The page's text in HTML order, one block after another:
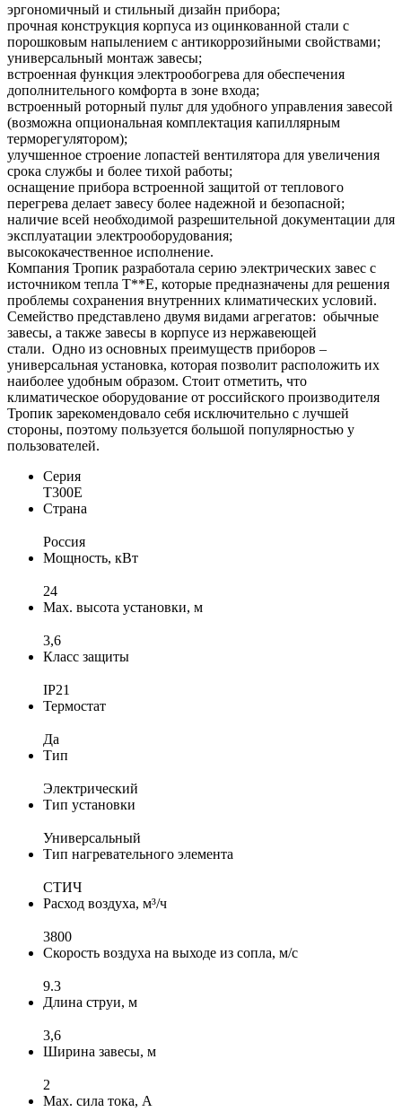
эргономичный и стильный дизайн прибора;
прочная конструкция корпуса из оцинкованной стали с
порошковым напылением с антикоррозийными свойствами;
универсальный монтаж завесы;
встроенная функция электрообогрева для обеспечения
дополнительного комфорта в зоне входа;
встроенный роторный пульт для удобного управления завесой
(возможна опциональная комплектация капиллярным
терморегулятором);
улучшенное строение лопастей вентилятора для увеличения
срока службы и более тихой работы;
оснащение прибора встроенной защитой от теплового
перегрева делает завесу более надежной и безопасной;
наличие всей необходимой разрешительной документации для
эксплуатации электрооборудования;
высококачественное исполнение.
Компания Тропик разработала серию электрических завес с
источником тепла Т**Е, которые предназначены для решения
проблемы сохранения внутренних климатических условий.
Семейство представлено двумя видами агрегатов: обычные
завесы, а также завесы в корпусе из нержавеющей
стали. Одно из основных преимуществ приборов –
универсальная установка, которая позволит расположить их
наиболее удобным образом. Стоит отметить, что
климатическое оборудование от российского производителя
Тропик зарекомендовало себя исключительно с лучшей
стороны, поэтому пользуется большой популярностью у
пользователей.
Серия
Т300Е
Страна
Россия
Мощность, кВт
24
Max. высота установки, м
3,6
Класс защиты
IP21
Термостат
Да
Тип
Электрический
Тип установки
Универсальный
Тип нагревательного элемента
СТИЧ
Расход воздуха, м³/ч
3800
Скорость воздуха на выходе из сопла, м/с
9.3
Длина струи, м
3,6
Ширина завесы, м
2
Max. сила тока, А